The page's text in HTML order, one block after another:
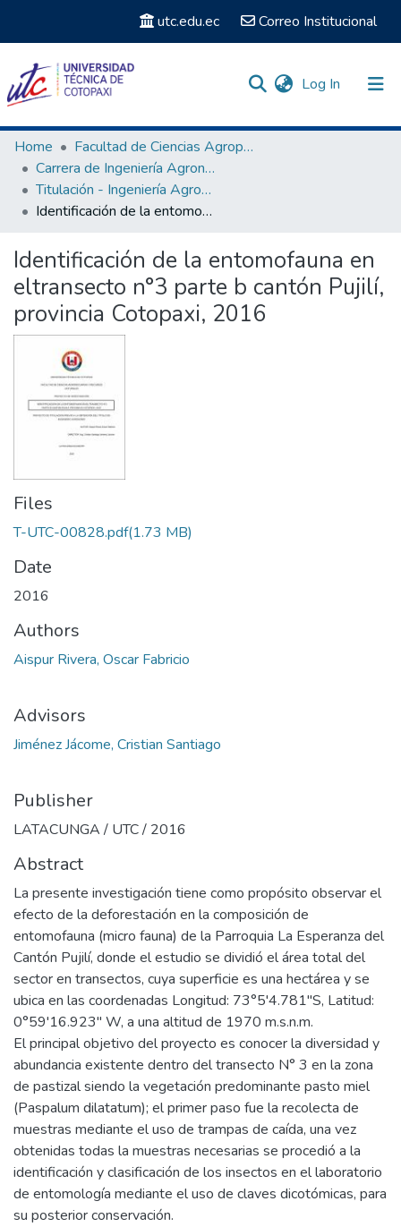
utc.edu.ec Correo Institucional
Log In (current)
Communities & Collections
Search
Statistics
Home
Facultad de Ciencias Agropecuarias y Recursos Naturales
Carrera de Ingeniería Agronómica
Titulación - Ingeniería Agronómica
Identificación de la entomofauna en eltransecto n°3 parte b cantón Pujilí, provincia Cotopaxi, 2016
Identificación de la entomofauna en
eltransecto n°3 parte b cantón Pujilí,
provincia Cotopaxi, 2016
Files
T-UTC-00828.pdf(1.73 MB)
Date
2016
Authors
Aispur Rivera, Oscar Fabricio
Advisors
Jiménez Jácome, Cristian Santiago
Publisher
LATACUNGA / UTC / 2016
Abstract
La presente investigación tiene como propósito observar el
efecto de la deforestación en la composición de
entomofauna (micro fauna) de la Parroquia La Esperanza del
Cantón Pujilí, donde el estudio se dividió el área total del
sector en transectos, cuya superficie es una hectárea y se
ubica en las coordenadas Longitud: 73°5'4.781''S, Latitud:
0°59'16.923'' W, a una altitud de 1970 m.s.n.m.
El principal objetivo del proyecto es conocer la diversidad y
abundancia existente dentro del transecto N° 3 en la zona
de pastizal siendo la vegetación predominante pasto miel
(Paspalum dilatatum); el primer paso fue la recolecta de
muestras mediante el uso de trampas de caída, una vez
obtenidas todas la muestras necesarias se procedió a la
identificación y clasificación de los insectos en el laboratorio
de entomología mediante el uso de claves dicotómicas, para
su posterior conservación.